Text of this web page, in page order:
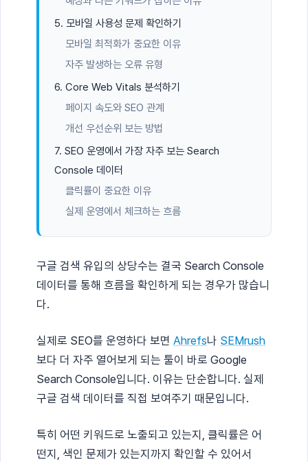
5. 모바일 사용성 문제 확인하기
모바일 최적화가 중요한 이유
자주 발생하는 오류 유형
6. Core Web Vitals 분석하기
페이지 속도와 SEO 관계
개선 우선순위 보는 방법
7. SEO 운영에서 가장 자주 보는 Search
Console 데이터
클릭률이 중요한 이유
실제 운영에서 체크하는 흐름
구글 검색 유입의 상당수는 결국 Search Console
데이터를 통해 흐름을 확인하게 되는 경우가 많습니
다.
실제로 SEO를 운영하다 보면 Ahrefs나 SEMrush
보다 더 자주 열어보게 되는 툴이 바로 Google
Search Console입니다. 이유는 단순합니다. 실제
구글 검색 데이터를 직접 보여주기 때문입니다.
특히 어떤 키워드로 노출되고 있는지, 클릭률은 어
떤지, 색인 문제가 있는지까지 확인할 수 있어서